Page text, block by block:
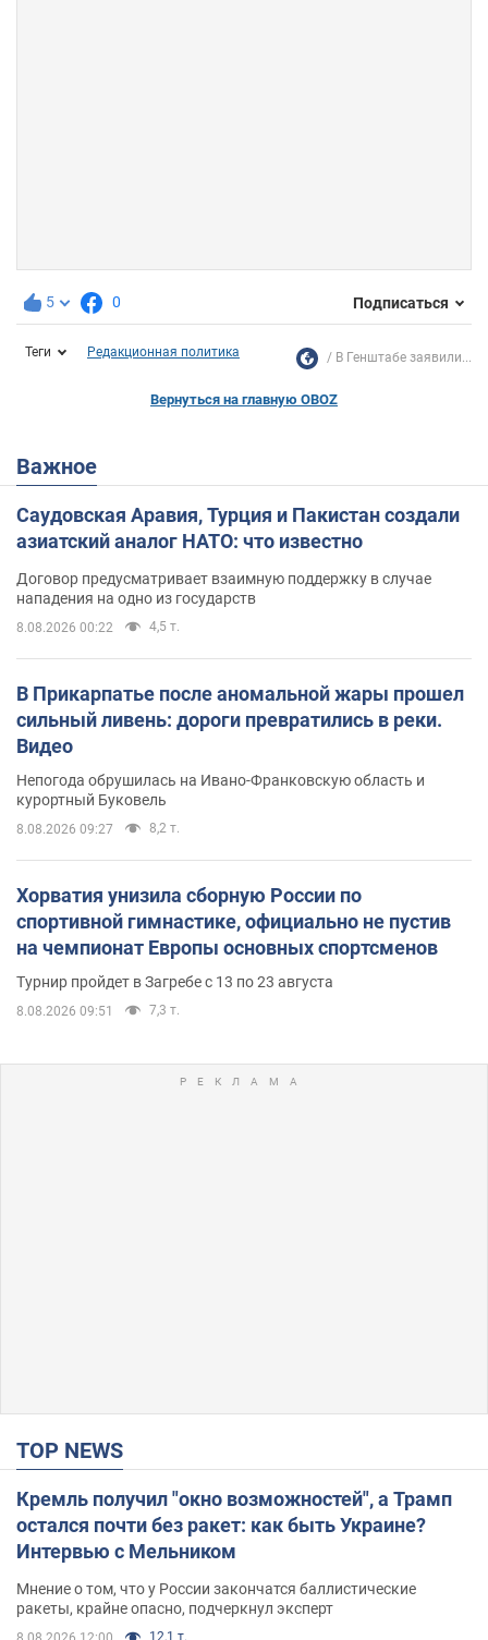
5 0 Подписаться
Теги Редакционная политика В Генштабе заявили...
Вернуться на главную OBOZ
Важное
Саудовская Аравия, Турция и Пакистан создали
азиатский аналог НАТО: что известно
Договор предусматривает взаимную поддержку в случае
нападения на одно из государств
8.08.2026 00:22 4,5 т.
В Прикарпатье после аномальной жары прошел
сильный ливень: дороги превратились в реки.
Видео
Непогода обрушилась на Ивано-Франковскую область и
курортный Буковель
8.08.2026 09:27 8,2 т.
Хорватия унизила сборную России по
спортивной гимнастике, официально не пустив
на чемпионат Европы основных спортсменов
Турнир пройдет в Загребе с 13 по 23 августа
8.08.2026 09:51 7,3 т.
TOP NEWS
Кремль получил "окно возможностей", а Трамп
остался почти без ракет: как быть Украине?
Интервью с Мельником
Мнение о том, что у России закончатся баллистические
ракеты, крайне опасно, подчеркнул эксперт
12,1 т.